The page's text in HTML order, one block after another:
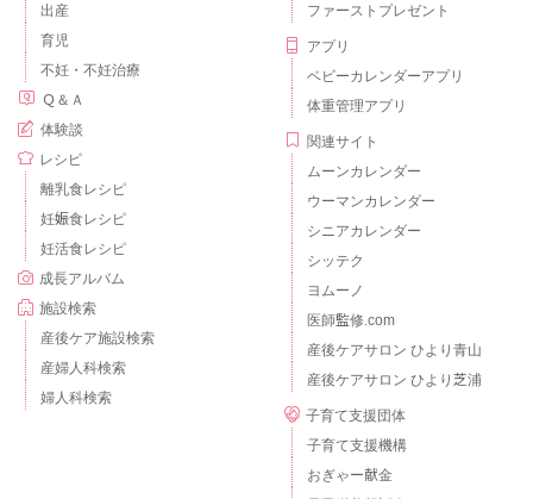
出産
育児
不妊・不妊治療
Ｑ＆Ａ
体験談
レシピ
離乳食レシピ
妊娠食レシピ
妊活食レシピ
成長アルバム
施設検索
産後ケア施設検索
産婦人科検索
婦人科検索
ファーストプレゼント
アプリ
ベビーカレンダーアプリ
体重管理アプリ
関連サイト
ムーンカレンダー
ウーマンカレンダー
シニアカレンダー
シッテク
ヨムーノ
医師監修.com
産後ケアサロン ひより青山
産後ケアサロン ひより芝浦
子育て支援団体
子育て支援機構
おぎゃー献金